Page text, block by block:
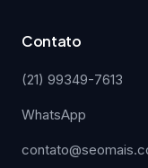
Contato
(21) 99349-7613
WhatsApp